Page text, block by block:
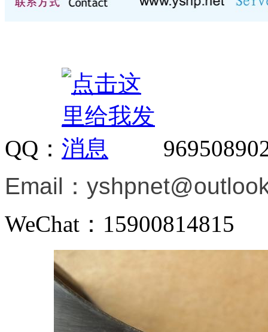
QQ：
Email：
WeChat：15900814815